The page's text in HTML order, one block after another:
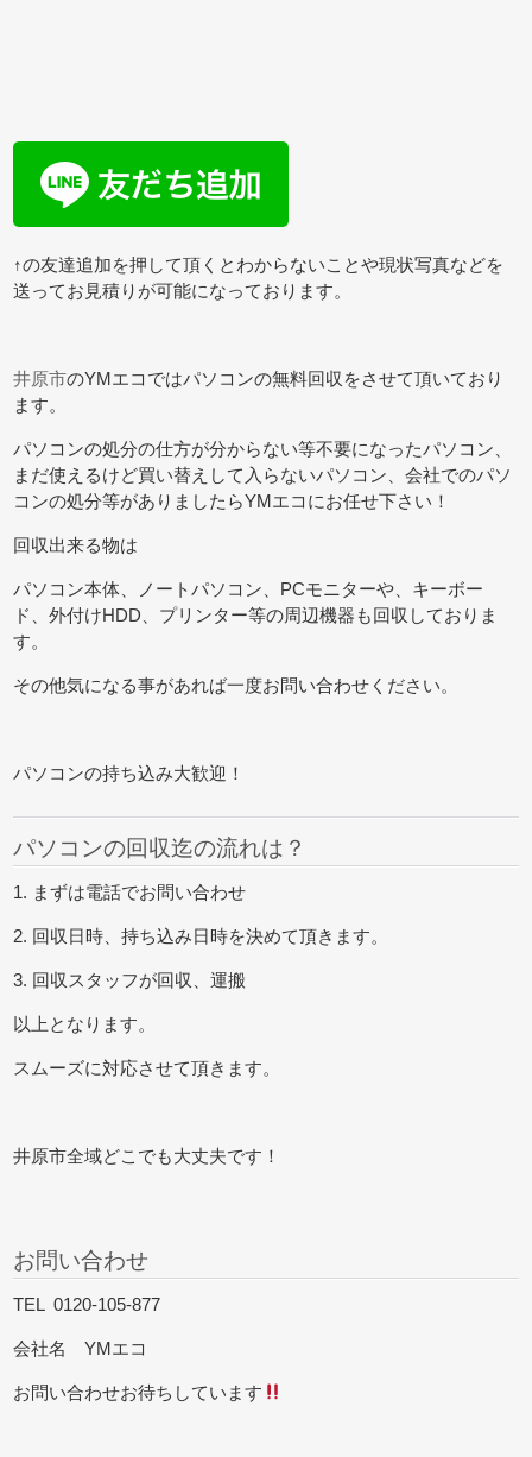
↑の友達追加を押して頂くとわからないことや現状写真などを
送ってお見積りが可能になっております。
井原市のYMエコではパソコンの無料回収をさせて頂いており
ます。
パソコンの処分の仕方が分からない等不要になったパソコン、
まだ使えるけど買い替えして入らないパソコン、会社でのパソ
コンの処分等がありましたらYMエコにお任せ下さい！
回収出来る物は
パソコン本体、ノートパソコン、PCモニターや、キーボー
ド、外付けHDD、プリンター等の周辺機器も回収しておりま
す。
その他気になる事があれば一度お問い合わせください。
パソコンの持ち込み大歓迎！
パソコンの回収迄の流れは？
1. まずは電話でお問い合わせ
2. 回収日時、持ち込み日時を決めて頂きます。
3. 回収スタッフが回収、運搬
以上となります。
スムーズに対応させて頂きます。
井原市全域どこでも大丈夫です！
お問い合わせ
TEL 0120-105-877
会社名 YMエコ
お問い合わせお待ちしています